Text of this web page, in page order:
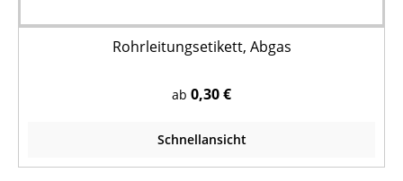
Rohrleitungsetikett, Abgas
ab 0,30 €
Schnellansicht